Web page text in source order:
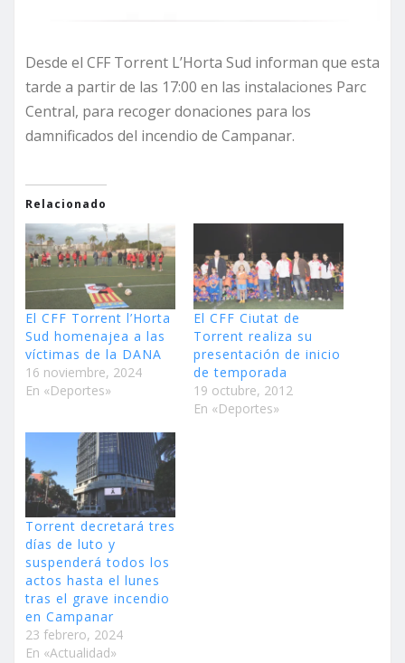
Desde el CFF Torrent L’Horta Sud informan que esta
tarde a partir de las 17:00 en las instalaciones Parc
Central, para recoger donaciones para los
damnificados del incendio de Campanar.
Relacionado
El CFF Torrent l’Horta
Sud homenajea a las
víctimas de la DANA
16 noviembre, 2024
En «Deportes»
El CFF Ciutat de
Torrent realiza su
presentación de inicio
de temporada
19 octubre, 2012
En «Deportes»
Torrent decretará tres
días de luto y
suspenderá todos los
actos hasta el lunes
tras el grave incendio
en Campanar
23 febrero, 2024
En «Actualidad»